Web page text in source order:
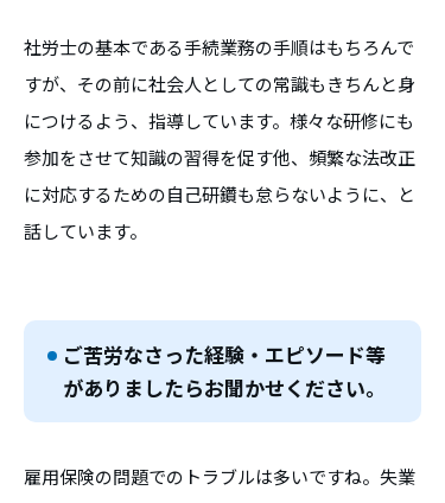
社労士の基本である手続業務の手順はもちろんで
すが、その前に社会人としての常識もきちんと身
につけるよう、指導しています。様々な研修にも
参加をさせて知識の習得を促す他、頻繁な法改正
に対応するための自己研鑽も怠らないように、と
話しています。
ご苦労なさった経験・エピソード等
がありましたらお聞かせください。
雇用保険の問題でのトラブルは多いですね。失業